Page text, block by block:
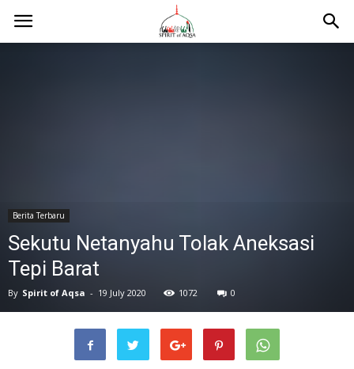
Berita Terbaru
Sekutu Netanyahu Tolak Aneksasi
Tepi Barat
By Spirit of Aqsa - 19 July 2020 1072 0